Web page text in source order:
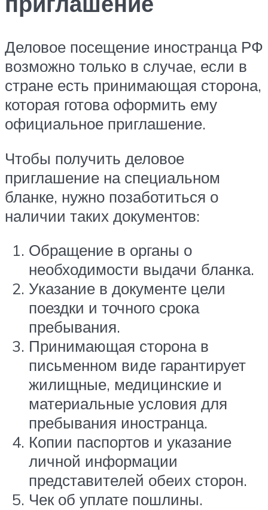
Деловое посещение иностранца РФ
возможно только в случае, если в
стране есть принимающая сторона,
которая готова оформить ему
официальное приглашение.
Чтобы получить деловое
приглашение на специальном
бланке, нужно позаботиться о
наличии таких документов:
Обращение в органы о
необходимости выдачи бланка.
Указание в документе цели
поездки и точного срока
пребывания.
Принимающая сторона в
письменном виде гарантирует
жилищные, медицинские и
материальные условия для
пребывания иностранца.
Копии паспортов и указание
личной информации
представителей обеих сторон.
Чек об уплате пошлины.